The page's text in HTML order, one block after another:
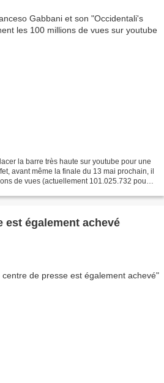
la barre très haute sur youtube pour une
avant même la finale du 13 mai prochain, il
de vues (actuellement 101.025.732 pour
est également achevé